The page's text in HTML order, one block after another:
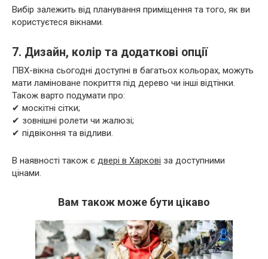
Вибір залежить від планування приміщення та того, як ви
користуєтеся вікнами.
7. Дизайн, колір та додаткові опції
ПВХ-вікна сьогодні доступні в багатьох кольорах, можуть
мати ламіноване покриття під дерево чи інші відтінки.
Також варто подумати про:
✔ москітні сітки;
✔ зовнішні ролети чи жалюзі;
✔ підвіконня та відливи.
В наявності також є двері в Харкові за доступними
цінами.
Вам також може бути цікаво